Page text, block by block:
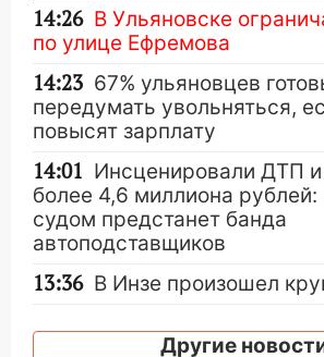
14:26 В Ульяновске
по улице Ефремова
14:23 67% ульяновцев
передумать увольняться,
повысят зарплату
14:01 Инсценировали ДТП и
более 4,6 миллиона
судом предстанет банда
автоподставщиков
13:36 В Инзе произошел
13:00
мужчины, которого
Другие